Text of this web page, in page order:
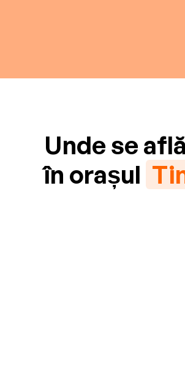
Unde se află
în orașul